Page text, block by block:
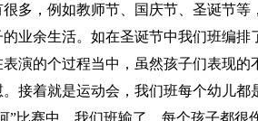
多，例如教师节、国庆节、圣诞节
业余生活。如在圣诞节中我们班编
演的个过程当中，虽然孩子们表现
接着就是运动会，我们班每个幼儿
”比赛中，我们班输了，每个孩子都很